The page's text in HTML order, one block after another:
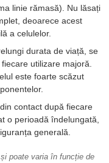
linie rămasă). Nu lăsați
deoarece acest
a celulelor.
durata de viață, se
utilizare majoră.
este foarte scăzut
contact după fiecare
o perioadă îndelungată,
generală.
poate varia în funcție de